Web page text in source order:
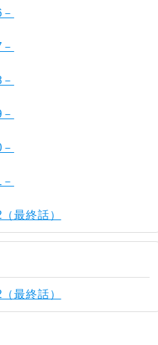
最終話）
最終話）